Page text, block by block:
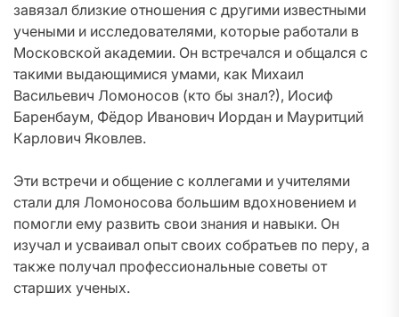
завязал близкие отношения с другими известными
учеными и исследователями, которые работали в
Московской академии. Он встречался и общался с
такими выдающимися умами, как Михаил
Васильевич Ломоносов (кто бы знал?), Иосиф
Баренбаум, Фёдор Иванович Иордан и Мауритций
Карлович Яковлев.
Эти встречи и общение с коллегами и учителями
стали для Ломоносова большим вдохновением и
помогли ему развить свои знания и навыки. Он
изучал и усваивал опыт своих собратьев по перу, а
также получал профессиональные советы от
старших ученых.